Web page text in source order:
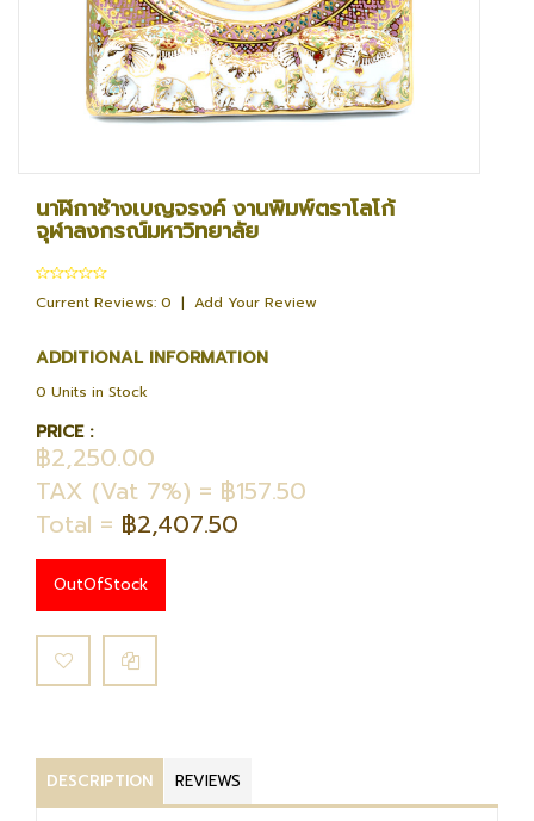
นาฬิกาช้างเบญจรงค์ งานพิมพ์ตราโลโก้
จุฬาลงกรณ์มหาวิทยาลัย
Current Reviews: 0 | Add Your Review
ADDITIONAL INFORMATION
0 Units in Stock
PRICE :
฿2,250.00
TAX (Vat 7%) = ฿157.50
Total = ฿2,407.50
OutOfStock
DESCRIPTION REVIEWS